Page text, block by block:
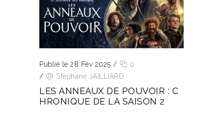
Publié le 28 Fév 2025 /
0
/
Stéphane JAILLIARD
LES ANNEAUX DE POUVOIR : C
HRONIQUE DE LA SAISON 2